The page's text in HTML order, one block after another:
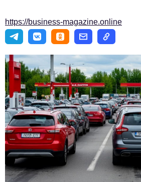
Технологии и тренды
Туризм
Импортозамещение
Мероприятия
Авторские материалы
Видео
Телефон редакции:+7 495 727-01-67
Электронные почты редакции:
Информационный отдел
https://business-magazine.online